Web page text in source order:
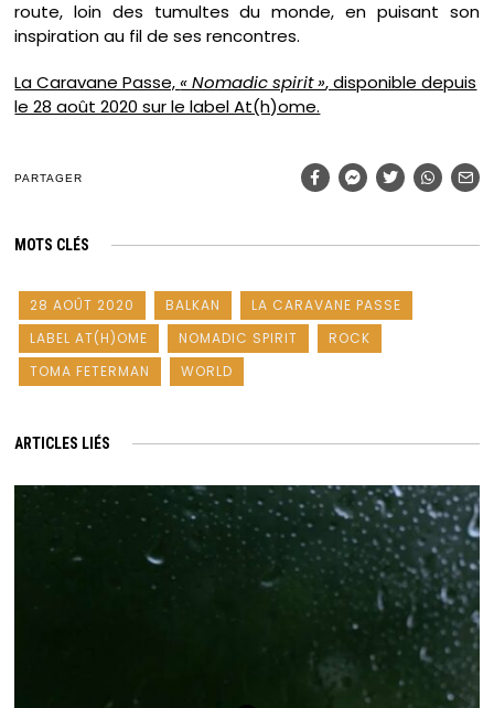
route, loin des tumultes du monde, en puisant son
inspiration au fil de ses rencontres.
La Caravane Passe,« Nomadic spirit », disponible depuis
le 28 août 2020 sur le label At(h)ome.
PARTAGER
MOTS CLÉS
28 AOÛT 2020 BALKAN
LA CARAVANE PASSE
LABEL AT(H)OME
NOMADIC SPIRIT
ROCK
TOMA FETERMAN
WORLD
ARTICLES LIÉS